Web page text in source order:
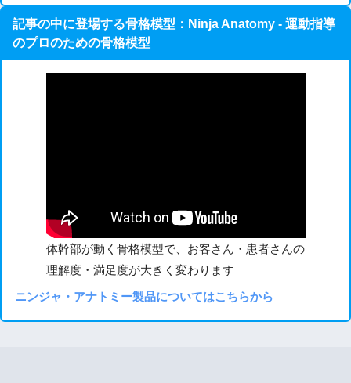
記事の中に登場する骨格模型：Ninja Anatomy - 運動指導
のプロのための骨格模型
体幹部が動く骨格模型で、お客さん・患者さんの
理解度・満足度が大きく変わります
ニンジャ・アナトミー製品についてはこちらから